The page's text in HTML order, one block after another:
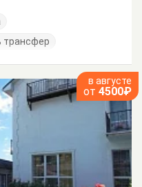
трансфер
в августе
от 4500₽